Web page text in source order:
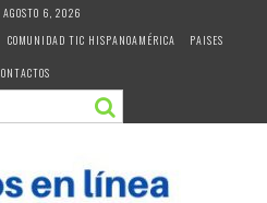
AGOSTO 6, 2026
COMUNIDAD TIC HISPANOAMÉRICA
PAISES